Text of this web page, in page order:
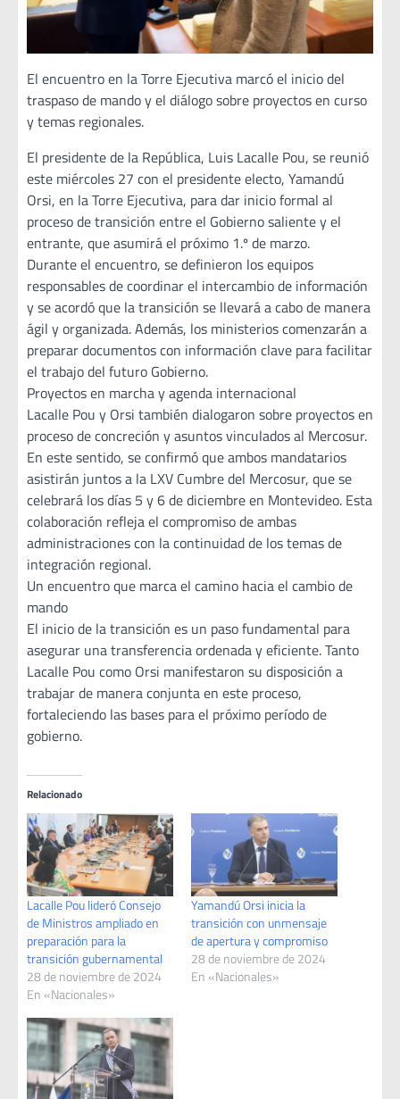
El encuentro en la Torre Ejecutiva marcó el inicio del
traspaso de mando y el diálogo sobre proyectos en curso
y temas regionales.
El presidente de la República, Luis Lacalle Pou, se reunió
este miércoles 27 con el presidente electo, Yamandú
Orsi, en la Torre Ejecutiva, para dar inicio formal al
proceso de transición entre el Gobierno saliente y el
entrante, que asumirá el próximo 1.º de marzo.
Durante el encuentro, se definieron los equipos
responsables de coordinar el intercambio de información
y se acordó que la transición se llevará a cabo de manera
ágil y organizada. Además, los ministerios comenzarán a
preparar documentos con información clave para facilitar
el trabajo del futuro Gobierno.
Proyectos en marcha y agenda internacional
Lacalle Pou y Orsi también dialogaron sobre proyectos en
proceso de concreción y asuntos vinculados al Mercosur.
En este sentido, se confirmó que ambos mandatarios
asistirán juntos a la LXV Cumbre del Mercosur, que se
celebrará los días 5 y 6 de diciembre en Montevideo. Esta
colaboración refleja el compromiso de ambas
administraciones con la continuidad de los temas de
integración regional.
Un encuentro que marca el camino hacia el cambio de
mando
El inicio de la transición es un paso fundamental para
asegurar una transferencia ordenada y eficiente. Tanto
Lacalle Pou como Orsi manifestaron su disposición a
trabajar de manera conjunta en este proceso,
fortaleciendo las bases para el próximo período de
gobierno.
Relacionado
Lacalle Pou lideró Consejo
de Ministros ampliado en
preparación para la
transición gubernamental
28 de noviembre de 2024
En «Nacionales»
Yamandú Orsi inicia la
transición con unmensaje
de apertura y compromiso
28 de noviembre de 2024
En «Nacionales»